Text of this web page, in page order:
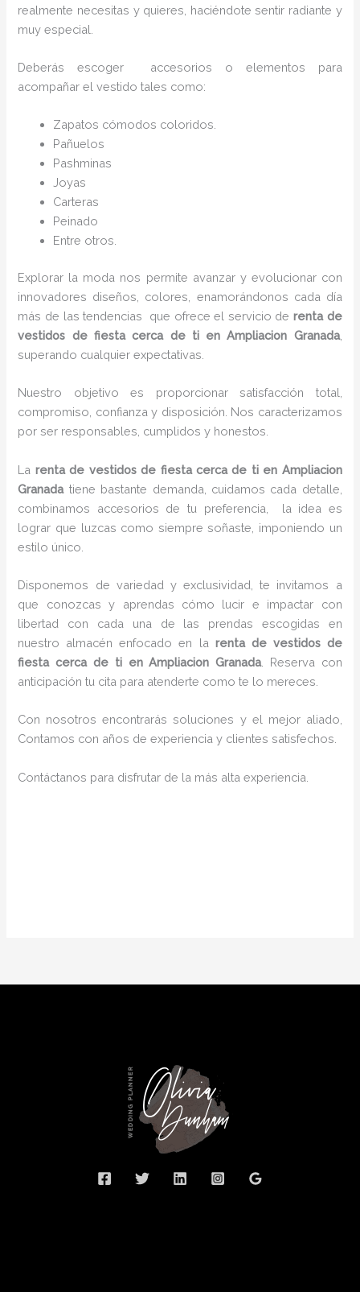
realmente necesitas y quieres, haciéndote sentir radiante y
muy especial.
Deberás escoger accesorios o elementos para
acompañar el vestido tales como:
Zapatos cómodos coloridos.
Pañuelos
Pashminas
Joyas
Carteras
Peinado
Entre otros.
Explorar la moda nos permite avanzar y evolucionar con
innovadores diseños, colores, enamorándonos cada día
más de las tendencias que ofrece el servicio de renta de
vestidos de fiesta cerca de ti en Ampliacion Granada,
superando cualquier expectativas.
Nuestro objetivo es proporcionar satisfacción total,
compromiso, confianza y disposición. Nos caracterizamos
por ser responsables, cumplidos y honestos.
La renta de vestidos de fiesta cerca de ti en Ampliacion
Granada tiene bastante demanda, cuidamos cada detalle,
combinamos accesorios de tu preferencia, la idea es
lograr que luzcas como siempre soñaste, imponiendo un
estilo único.
Disponemos de variedad y exclusividad, te invitamos a
que conozcas y aprendas cómo lucir e impactar con
libertad con cada una de las prendas escogidas en
nuestro almacén enfocado en la renta de vestidos de
fiesta cerca de ti en Ampliacion Granada. Reserva con
anticipación tu cita para atenderte como te lo mereces.
Con nosotros encontrarás soluciones y el mejor aliado,
Contamos con años de experiencia y clientes satisfechos.
Contáctanos para disfrutar de la más alta experiencia.